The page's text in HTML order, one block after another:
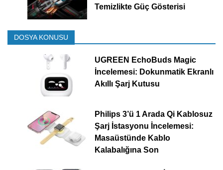
Temizlikte Güç Gösterisi
DOSYA KONUSU
UGREEN EchoBuds Magic
İncelemesi: Dokunmatik Ekranlı
Akıllı Şarj Kutusu
Philips 3’ü 1 Arada Qi Kablosuz
Şarj İstasyonu İncelemesi:
Masaüstünde Kablo
Kalabalığına Son